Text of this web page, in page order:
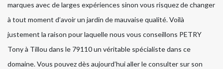
marques avec de larges expériences sinon vous risquez de changer
à tout moment d’avoir un jardin de mauvaise qualité. Voilà
justement la raison pour laquelle nous vous conseillons PETRY
Tony à Tillou dans le 79110 un véritable spécialiste dans ce
domaine. Vous pouvez dès aujourd’hui aller le consulter sur son